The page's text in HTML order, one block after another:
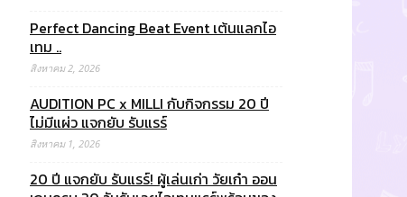
Perfect Dancing Beat Event เต้นแลกไอ
เทม ..
สิงหาคม 2, 2026
AUDITION PC x MILLI กับกิจกรรม 20 ปี
ไม่มีแผ่ว แจกยับ รับแรร์
สิงหาคม 1, 2026
20 ปี แจกยับ รับแรร์! ผู้เล่นเก่า วัยเก๋า ออน